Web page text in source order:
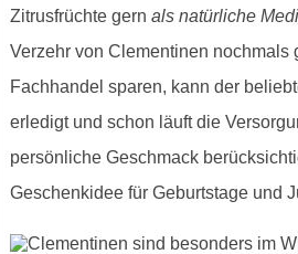
Zitrusfrüchte gern als natürliche
Verzehr von Clementinen nochmals
Fachhandel sparen, kann der
erledigt und schon läuft die
persönliche Geschmack
Geschenkidee für Geburtstage und